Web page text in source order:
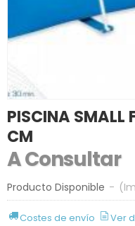
PISCINA SMALL
CM
A Consultar
Producto Disponible -
Costes de envío Ver